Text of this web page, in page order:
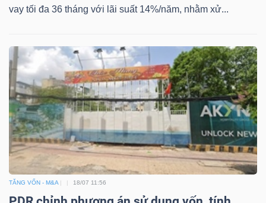
vay tối đa 36 tháng với lãi suất 14%/năm, nhằm xử...
TĂNG VỐN - M&A 18/07 11:56